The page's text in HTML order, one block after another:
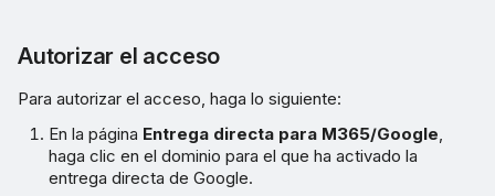
Autorizar el acceso
Para autorizar el acceso, haga lo siguiente:
En la página Entrega directa para M365/Google,
haga clic en el dominio para el que ha activado la
entrega directa de Google.